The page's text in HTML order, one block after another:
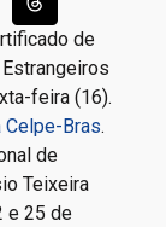
de
feira (16).
Bras.
de
Teixeira
e 25 de